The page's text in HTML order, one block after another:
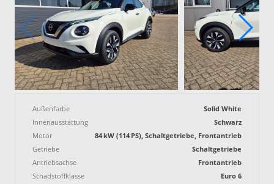
Außenfarbe
Solid White
Innenausstattung
Schwarz
Motor
84 kW (114 PS), Schaltgetriebe, Frontantrieb
Getriebe
Schaltgetriebe
Antriebsachse
Frontantrieb
Schadstoffklasse
Euro 6